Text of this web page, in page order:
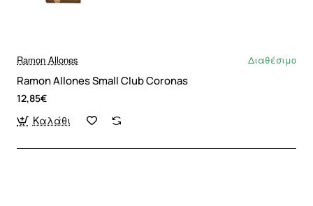
Ramon Allones Διαθέσιμο
Ramon Allones Small Club Coronas
12,85€
Καλάθι